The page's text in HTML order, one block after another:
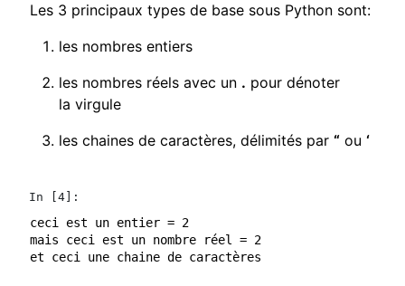
Les 3 principaux types de base sous Python sont:
les nombres entiers
les nombres réels avec un . pour dénoter
la virgule
les chaines de caractères, délimités par“ ou‘
In [4]:
ceci est un entier = 2
mais ceci est un nombre réel = 2.0